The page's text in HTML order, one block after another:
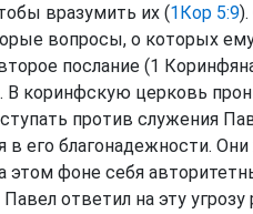
вразумить их (1Кор 5:9
вопросы, о которых
послание (1
коринфскую церковь
против служения
его благонадежности.
этом фоне себя
ответил на эту